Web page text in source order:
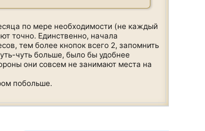
по мере необходимости (не каждый
точно. Единственно, начала
тем более кнопок всего 2, запомнить
чуть больше, было бы удобнее
они совсем не занимают места на
побольше.